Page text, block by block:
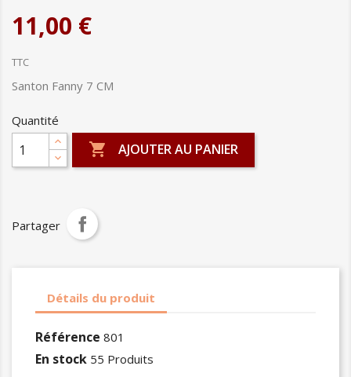
11,00 €
TTC
Santon Fanny 7 CM
Quantité
 AJOUTER AU PANIER
Partager
Détails du produit
Référence 801
En stock 55 Produits